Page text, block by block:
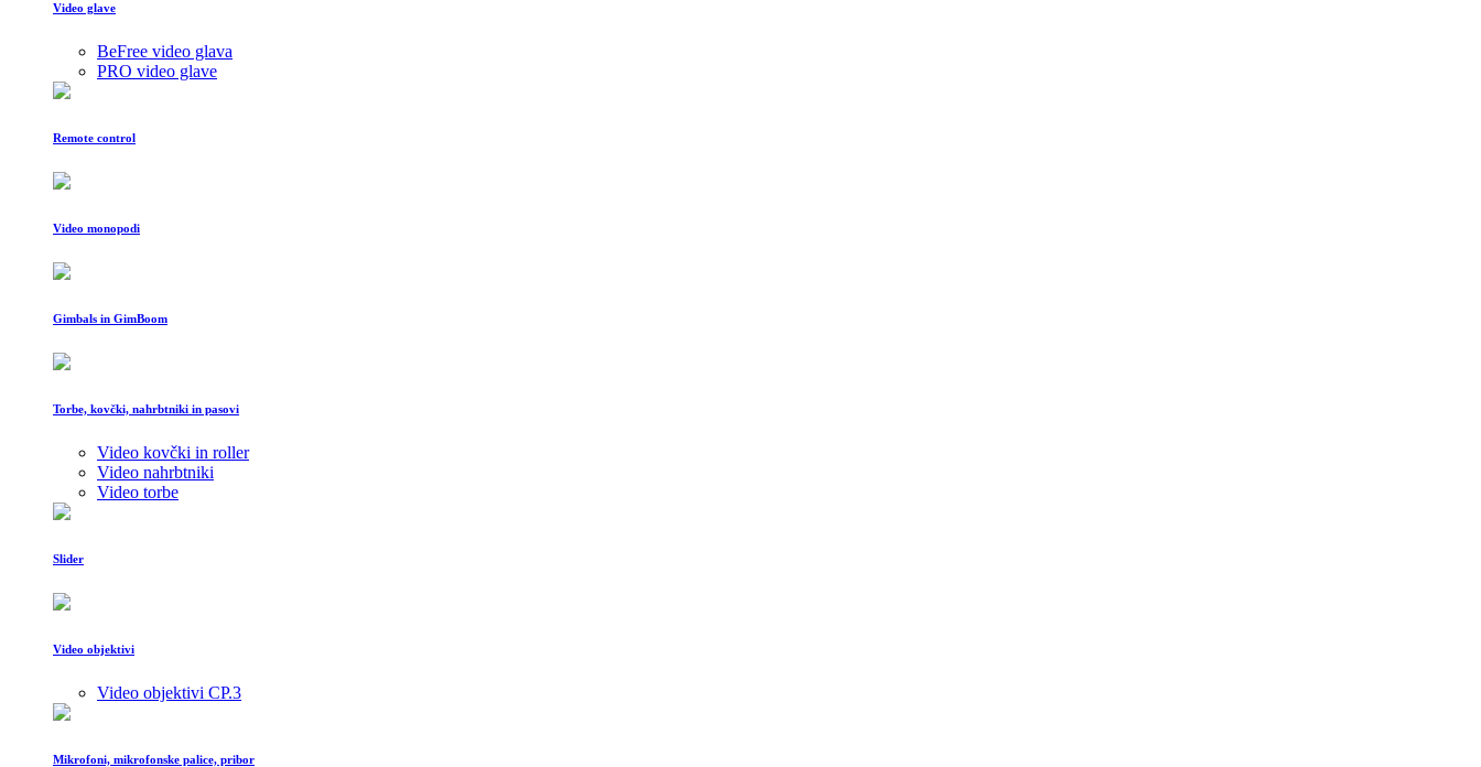
Video glave
BeFree video glava
PRO video glave
Remote control
Video monopodi
Gimbals in GimBoom
Torbe, kovčki, nahrbtniki in pasovi
Video kovčki in roller
Video nahrbtniki
Video torbe
Slider
Video objektivi
Video objektivi CP.3
Mikrofoni, mikrofonske palice, pribor